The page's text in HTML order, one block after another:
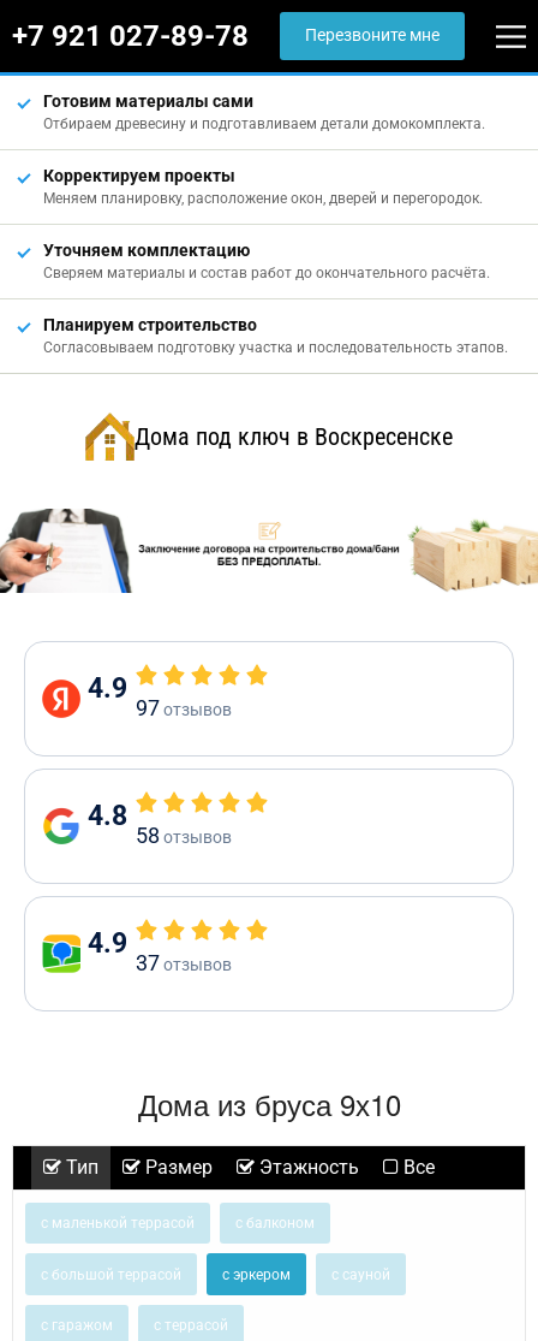
+7 921 027-89-78 Перезвоните мне
Готовим материалы сами
Отбираем древесину и подготавливаем детали домокомплекта.
Корректируем проекты
Меняем планировку, расположение окон, дверей и перегородок.
Уточняем комплектацию
Сверяем материалы и состав работ до окончательного расчёта.
Планируем строительство
Согласовываем подготовку участка и последовательность этапов.
Дома под ключ в Воскресенске
4.9
97отзывов
4.8
58 отзывов
4.9
37отзывов
Дома из бруса 9х10
Тип Размер Этажность Все
с маленькой террасой с балконом
с большой террасой с эркером с сауной
с гаражом с террасой